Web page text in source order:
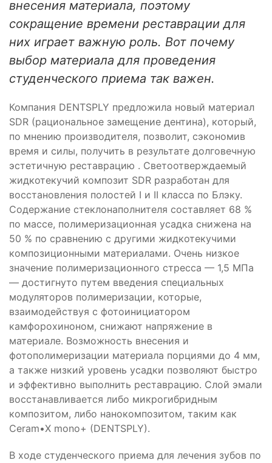
внесения материала, поэтому
сокращение времени реставрации для
них играет важную роль. Вот почему
выбор материала для проведения
студенческого приема так важен.
Компания DENTSPLY предложила новый материал
SDR (рациональное замещение дентина), который,
по мнению производителя, позволит, сэкономив
время и силы, получить в результате долговечную
эстетичную реставрацию . Светоотверждаемый
жидкотекучий композит SDR разработан для
восстановления полостей I и II класса по Блэку.
Содержание стеклонаполнителя составляет 68 %
по массе, полимеризационная усадка снижена на
50 % по сравнению с другими жидкотекучими
композиционными материалами. Очень низкое
значение полимеризационного стресса — 1,5 МПа
— достигнуто путем введения специальных
модуляторов полимеризации, которые,
взаимодействуя с фотоинициатором
камфорохиноном, снижают напряжение в
материале. Возможность внесения и
фотополимеризации материала порциями до 4 мм,
а также низкий уровень усадки позволяют быстро
и эффективно выполнить реставрацию. Слой эмали
восстанавливается либо микрогибридным
композитом, либо нанокомпозитом, таким как
Ceram•X mono+ (DENTSPLY).
В ходе студенческого приема для лечения зубов по